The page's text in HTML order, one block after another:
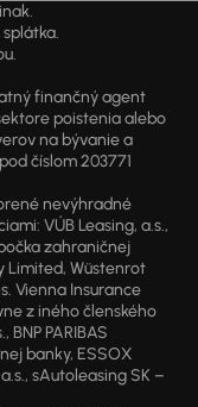
finančný agent
poistenia alebo
na bývanie a
číslom 203771
nevýhradné
VÚB Leasing, a.s.,
zahraničnej
Limited, Wüstenrot
Vienna Insurance
z iného členského
PARIBAS
banky, ESSOX
sAutoleasing SK –